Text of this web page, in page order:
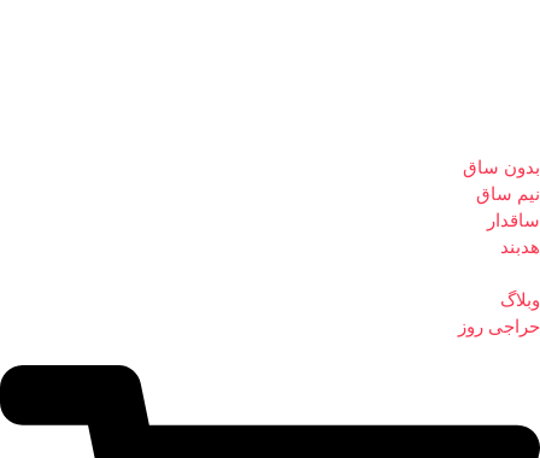
بدون ساق
نیم ساق
ساقدار
هدبند
وبلاگ
حراجی روز